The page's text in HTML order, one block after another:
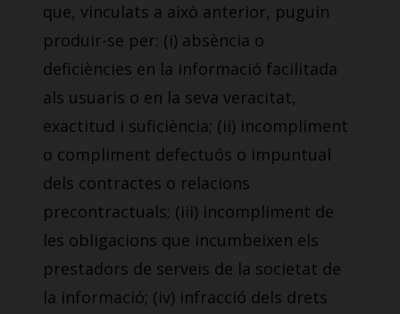
que, vinculats a això anterior, puguin
produir-se per: (i) absència o
deficiències en la informació facilitada
als usuaris o en la seva veracitat,
exactitud i suficiència; (ii) incompliment
o compliment defectuós o impuntual
dels contractes o relacions
precontractuals; (iii) incompliment de
les obligacions que incumbeixen els
prestadors de serveis de la societat de
la informació; (iv) infracció dels drets